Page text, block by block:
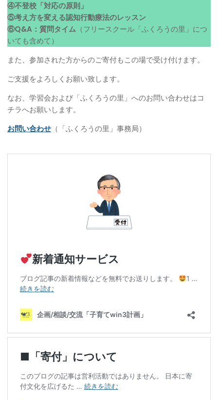
④不登校「対応の原則」
⑤考え方を変える認知行動療法のレッスン
⑥Q&A：質問タイム （フリースクール「ふくろうの里」につ
いても含めて）
また、参加された方からのご寄付もこの場で受け付けます。
ご支援をよろしくお願い致します。
なお、学習会および「ふくろうの里」へのお問い合わせはコ
チラへお願いします。
お問い合わせ （「ふくろうの里」事務局）